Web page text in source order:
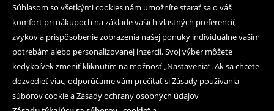
Súhlasom so všetkými cookies nám umožníte starať sa o váš
komfort pri nákupoch na základe vašich vlastných preferencií,
zvykov a prispôsobenie zobrazenia našej ponuky individuálne vašim
potrebám alebo personalizovanej inzercii. Svoj výber môžete
kedykoľvek zmeniť kliknutím na možnosť „Nastavenia“. Ak sa chcete
dozvedieť viac, odporúčame vám prečítať si Zásady používania
súborov cookie a Zásady ochrany osobných údajov